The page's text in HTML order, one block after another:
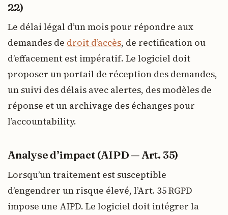
22)
Le délai légal d’un mois pour répondre aux
demandes de droit d’accès, de rectification ou
d’effacement est impératif. Le logiciel doit
proposer un portail de réception des demandes,
un suivi des délais avec alertes, des modèles de
réponse et un archivage des échanges pour
l’accountability.
Analyse d’impact (AIPD — Art. 35)
Lorsqu’un traitement est susceptible
d’engendrer un risque élevé, l’Art. 35 RGPD
impose une AIPD. Le logiciel doit intégrer la